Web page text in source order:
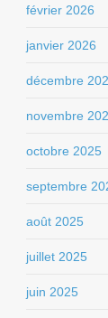
février 2026
janvier 2026
décembre
novembre
octobre 2025
septembre
août 2025
juillet 2025
juin 2025